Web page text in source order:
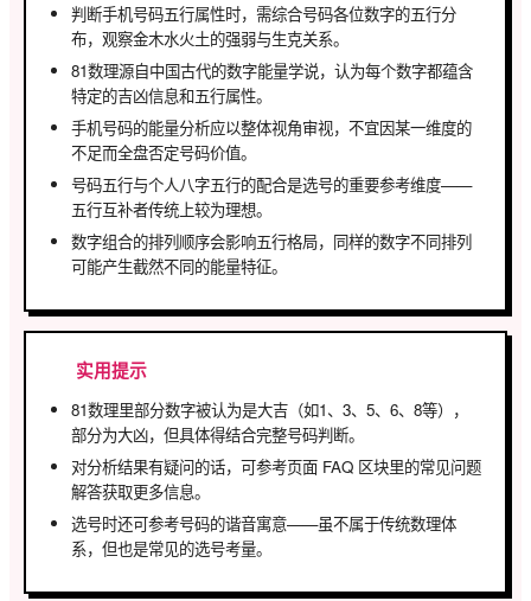
判断手机号码五行属性时，需综合号码各位数字的五行分
布，观察金木水火土的强弱与生克关系。
81数理源自中国古代的数字能量学说，认为每个数字都蕴含
特定的吉凶信息和五行属性。
手机号码的能量分析应以整体视角审视，不宜因某一维度的
不足而全盘否定号码价值。
号码五行与个人八字五行的配合是选号的重要参考维度——
五行互补者传统上较为理想。
数字组合的排列顺序会影响五行格局，同样的数字不同排列
可能产生截然不同的能量特征。
实用提示
81数理里部分数字被认为是大吉（如1、3、5、6、8等），
部分为大凶，但具体得结合完整号码判断。
对分析结果有疑问的话，可参考页面 FAQ 区块里的常见问题
解答获取更多信息。
选号时还可参考号码的谐音寓意——虽不属于传统数理体
系，但也是常见的选号考量。